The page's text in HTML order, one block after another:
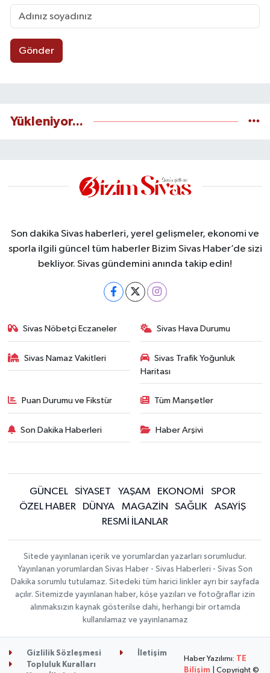
Gönder
Yükleniyor...
Son dakika Sivas haberleri, yerel gelişmeler, ekonomi ve
sporla ilgili güncel tüm haberler Bizim Sivas Haber’de sizi
bekliyor. Sivas gündemini anında takip edin!
Sivas Nöbetçi Eczaneler Sivas Hava Durumu
Sivas Namaz Vakitleri
Sivas Trafik Yoğunluk
Haritası
Puan Durumu ve Fikstür Tüm Manşetler
Son Dakika Haberleri Haber Arşivi
GÜNCEL SİYASET YAŞAM EKONOMİ
SPOR
ÖZEL HABER
DÜNYA MAGAZİN SAĞLIK
ASAYİŞ
RESMİ İLANLAR
Sitede yayınlanan içerik ve yorumlardan yazarları sorumludur.
Yayınlanan yorumlardan Sivas Haber - Sivas Haberleri - Sivas Son
Dakika sorumlu tutulamaz. Sitedeki tüm harici linkler ayrı bir sayfada
açılır. Sitemizde yayınlanan haber, köşe yazıları ve fotoğraflar izin
alınmaksızın kaynak gösterilse dahi, herhangi bir ortamda
kullanılamaz ve yayınlanamaz
Gizlilik Sözleşmesi
İletişim
Topluluk Kuralları
Haber Yazılımı: TE
Bilişim | Copyright ©